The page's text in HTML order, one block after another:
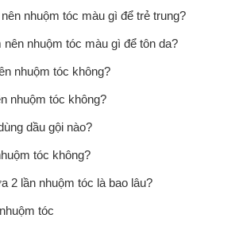
nhuộm tóc màu gì để trẻ trung?
nên nhuộm tóc màu gì để tôn da?
nhuộm tóc không?
nhuộm tóc không?
dầu gội nào?
tóc không?
2 lần nhuộm tóc là bao lâu?
tóc